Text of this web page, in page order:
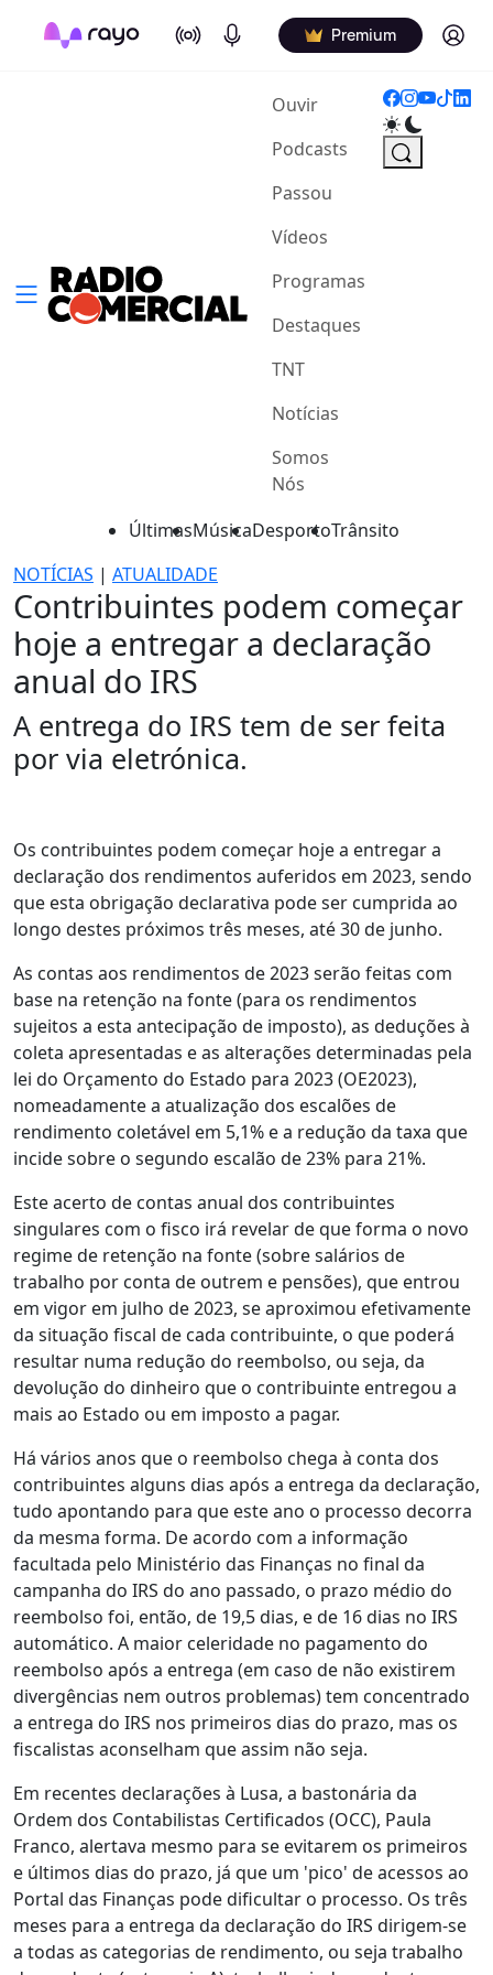
On Air Podcasts Premium Log in
Ouvir(current)
Podcasts
Passou
Vídeos
Programas
Destaques
TNT
Notícias
Somos
Nós
ÚltimasMúsicaDesportoTrânsito
NOTÍCIAS | ATUALIDADE
Contribuintes podem começar
hoje a entregar a declaração
anual do IRS
A entrega do IRS tem de ser feita
por via eletrónica.
Os contribuintes podem começar hoje a entregar a
declaração dos rendimentos auferidos em 2023, sendo
que esta obrigação declarativa pode ser cumprida ao
longo destes próximos três meses, até 30 de junho.
As contas aos rendimentos de 2023 serão feitas com
base na retenção na fonte (para os rendimentos
sujeitos a esta antecipação de imposto), as deduções à
coleta apresentadas e as alterações determinadas pela
lei do Orçamento do Estado para 2023 (OE2023),
nomeadamente a atualização dos escalões de
rendimento coletável em 5,1% e a redução da taxa que
incide sobre o segundo escalão de 23% para 21%.
Este acerto de contas anual dos contribuintes
singulares com o fisco irá revelar de que forma o novo
regime de retenção na fonte (sobre salários de
trabalho por conta de outrem e pensões), que entrou
em vigor em julho de 2023, se aproximou efetivamente
da situação fiscal de cada contribuinte, o que poderá
resultar numa redução do reembolso, ou seja, da
devolução do dinheiro que o contribuinte entregou a
mais ao Estado ou em imposto a pagar.
Há vários anos que o reembolso chega à conta dos
contribuintes alguns dias após a entrega da declaração,
tudo apontando para que este ano o processo decorra
da mesma forma. De acordo com a informação
facultada pelo Ministério das Finanças no final da
campanha do IRS do ano passado, o prazo médio do
reembolso foi, então, de 19,5 dias, e de 16 dias no IRS
automático. A maior celeridade no pagamento do
reembolso após a entrega (em caso de não existirem
divergências nem outros problemas) tem concentrado
a entrega do IRS nos primeiros dias do prazo, mas os
fiscalistas aconselham que assim não seja.
Em recentes declarações à Lusa, a bastonária da
Ordem dos Contabilistas Certificados (OCC), Paula
Franco, alertava mesmo para se evitarem os primeiros
e últimos dias do prazo, já que um 'pico' de acessos ao
Portal das Finanças pode dificultar o processo. Os três
meses para a entrega da declaração do IRS dirigem-se
a todas as categorias de rendimento, ou seja trabalho